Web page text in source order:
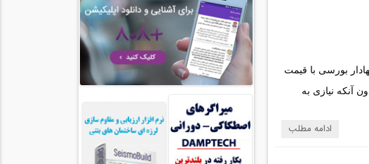
ادامه مطلب